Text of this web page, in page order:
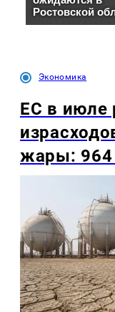
Экономика
ЕС в июле
жары: 964